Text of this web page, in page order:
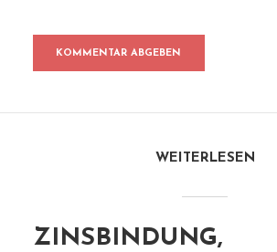
WEITERLESEN
ZINSBINDUNG,